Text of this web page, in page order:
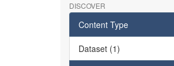
DISCOVER
Content Type
Dataset (1)